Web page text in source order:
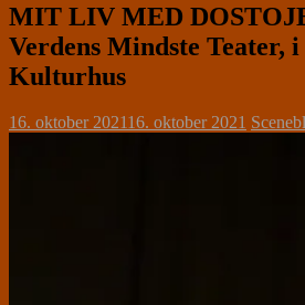
MIT LIV MED
Verdens Mindste Teater, i
Kulturhus
16. oktober 202116. oktober 2021